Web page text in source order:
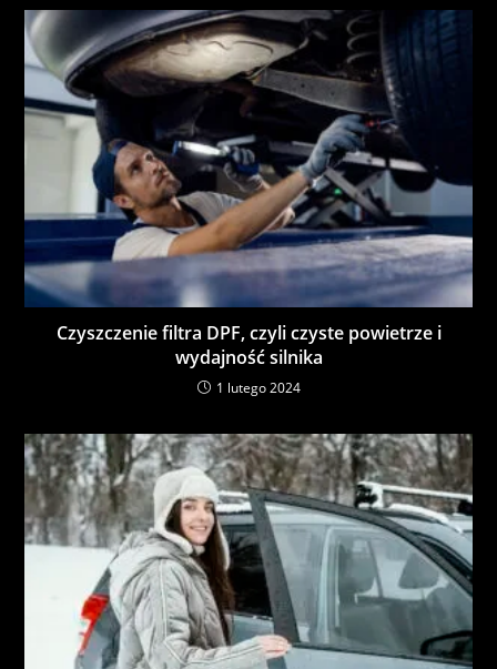
Czyszczenie filtra DPF, czyli czyste powietrze i
wydajność silnika
1 lutego 2024